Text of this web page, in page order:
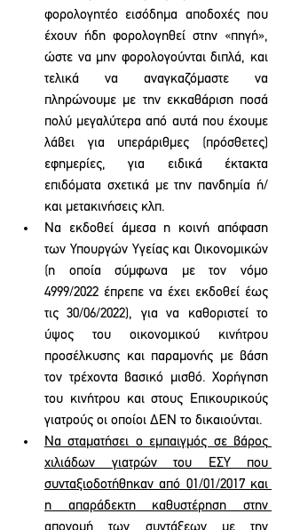
φορολογητέο εισόδημα αποδοχές που
έχουν ήδη φορολογηθεί στην «πηγή»,
ώστε να μην φορολογούνται διπλά, και
τελικά να αναγκαζόμαστε να
πληρώνουμε με την εκκαθάριση ποσά
πολύ μεγαλύτερα από αυτά που έχουμε
λάβει για υπεράριθμες (πρόσθετες)
εφημερίες, για ειδικά έκτακτα
επιδόματα σχετικά με την πανδημία ή/
και μετακινήσεις κλπ.
Να εκδοθεί άμεσα η κοινή απόφαση
των Υπουργών Υγείας και Οικονομικών
(η οποία σύμφωνα με τον νόμο
4999/2022 έπρεπε να έχει εκδοθεί έως
τις 30/06/2022), για να καθοριστεί το
ύψος του οικονομικού κινήτρου
προσέλκυσης και παραμονής με βάση
τον τρέχοντα βασικό μισθό. Χορήγηση
του κινήτρου και στους Επικουρικούς
γιατρούς οι οποίοι ΔΕΝ το δικαιούνται.
Να σταματήσει ο εμπαιγμός σε βάρος
χιλιάδων γιατρών του ΕΣΥ που
συνταξιοδοτήθηκαν από 01/01/2017 και
η απαράδεκτη καθυστέρηση στην